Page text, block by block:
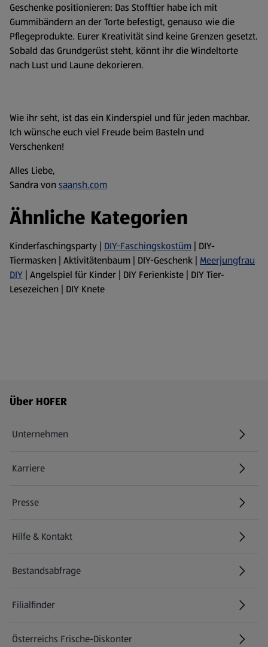
Geschenke positionieren: Das Stofftier habe ich mit
Gummibändern an der Torte befestigt, genauso wie die
Pflegeprodukte. Eurer Kreativität sind keine Grenzen gesetzt.
Sobald das Grundgerüst steht, könnt ihr die Windeltorte
nach Lust und Laune dekorieren.
Wie ihr seht, ist das ein Kinderspiel und für jeden machbar.
Ich wünsche euch viel Freude beim Basteln und
Verschenken!
Alles Liebe,
Sandra von saansh.com
Ähnliche Kategorien
Kinderfaschingsparty | DIY-Faschingskostüm | DIY-
Tiermasken | Aktivitätenbaum | DIY-Geschenk | Meerjungfrau
DIY | Angelspiel für Kinder | DIY Ferienkiste | DIY Tier-
Lesezeichen | DIY Knete
Fußzeilenmenü - weitere Links
Über HOFER
Unternehmen
Karriere
(öffnet in einem neuen Tab)
Presse
Hilfe & Kontakt
(öffnet in einem neuen Tab)
Bestandsabfrage
(öffnet in einem neuen Tab)
Filialfinder
Österreichs Frische-Diskonter